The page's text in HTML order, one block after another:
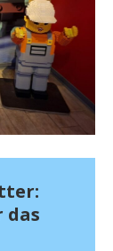
das